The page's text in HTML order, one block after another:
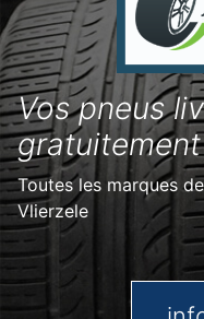
Vos pneus
Toutes les marques
Vlierzele